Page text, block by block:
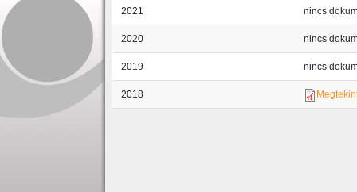
2021 nincs
2020 nincs
2019 nincs
2018